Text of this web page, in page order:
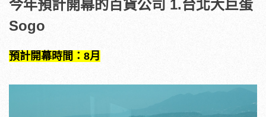
今年預計開幕的百貨公司 1.台北大巨蛋
Sogo
預計開幕時間：8月